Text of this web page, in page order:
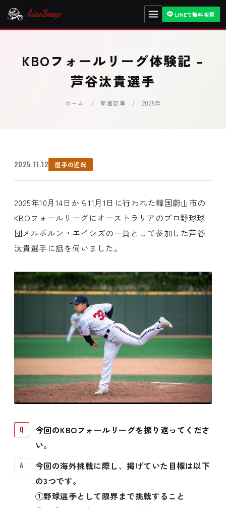
LINEで無料相談
KBOフォールリーグ体験記 –
芦谷汰貴選手
ホーム / 新着記事 / 2025年
2025.11.12 選手の近況
2025年10月14日から11月1日に行われた韓国蔚山市の
KBOフォールリーグにオーストラリアのプロ野球球
団メルボルン・エイシズの一員として参加した芦谷
汰貴選手に話を伺いました。
今回のKBOフォールリーグを振り返ってくださ
い。
今回の海外挑戦に際し、掲げていた目標は以下
の3つです。
①野球選手として限界まで挑戦すること